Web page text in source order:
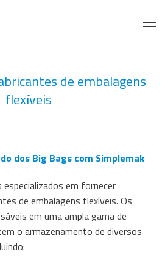
de embalagens
flexíveis
dos Big Bags com Simplemak
especializados em fornecer
de embalagens flexíveis. Os
​​em uma ampla gama de
o armazenamento de diversos